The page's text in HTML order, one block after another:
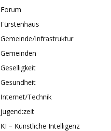
Forum
Fürstenhaus
Gemeinde/Infrastruktur
Gemeinden
Geselligkeit
Gesundheit
Internet/Technik
jugend:zeit
KI – Künstliche Intelligenz